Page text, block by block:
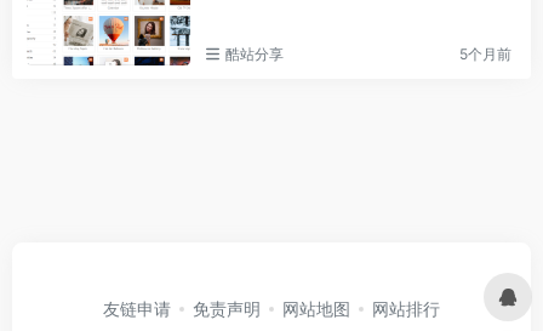
酷站分享 5个月前
友链申请 免责声明 网站地图 网站排行